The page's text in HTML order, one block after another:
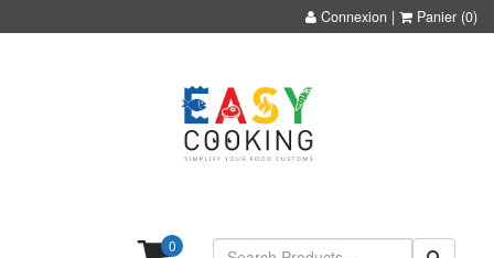
Connexion | Panier (0)
0